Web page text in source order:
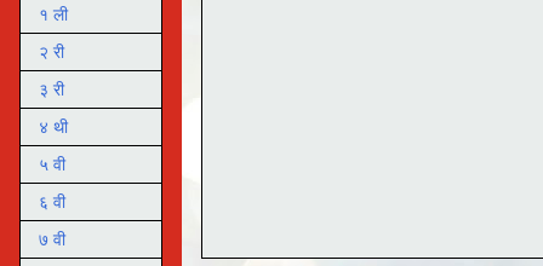
१ ली
२ री
३ री
४ थी
५ वी
६ वी
७ वी